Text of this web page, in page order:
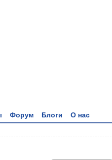
Форум Блоги О нас